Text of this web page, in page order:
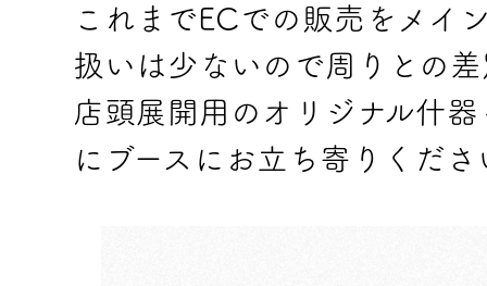
これまでECでの販売をメイ
扱いは少ないので周りとの
店頭展開用のオリジナル什
にブースにお立ち寄りくださ